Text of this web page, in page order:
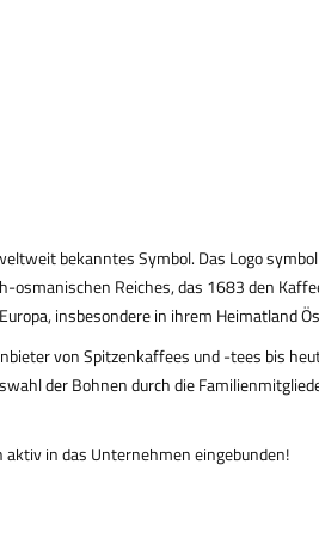
bekanntes Symbol. Das Logo
Reiches, das 1683 den
insbesondere in ihrem Heimatland
von Spitzenkaffees und -tees bis
der Bohnen durch die
in das Unternehmen eingebunden!